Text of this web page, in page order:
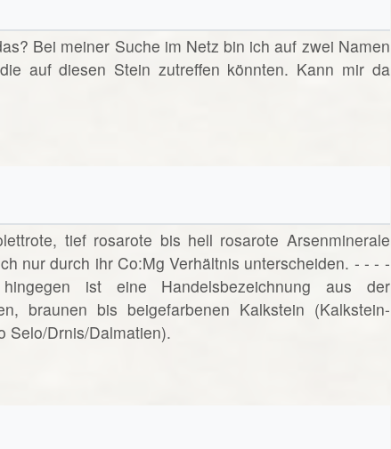
Bei meiner Suche im Netz bin ich auf zwei Namen
auf diesen Stein zutreffen könnten. Kann mir da
tief rosarote bis hell rosarote Arsenminerale
nur durch ihr Co:Mg Verhältnis unterscheiden. - - - -
ist eine Handelsbezeichnung aus der
braunen bis beigefarbenen Kalkstein (Kalkstein-
Selo/Drnis/Dalmatien).